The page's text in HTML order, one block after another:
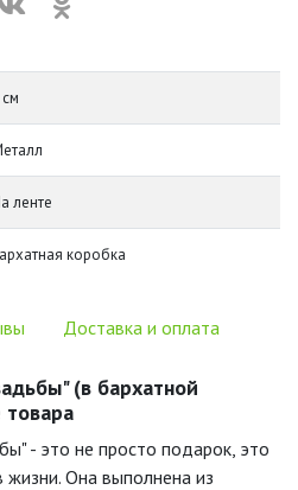
см
ленте
коробка
Доставка и оплата
(в бархатной
товара
- это не просто подарок, это
Она выполнена из